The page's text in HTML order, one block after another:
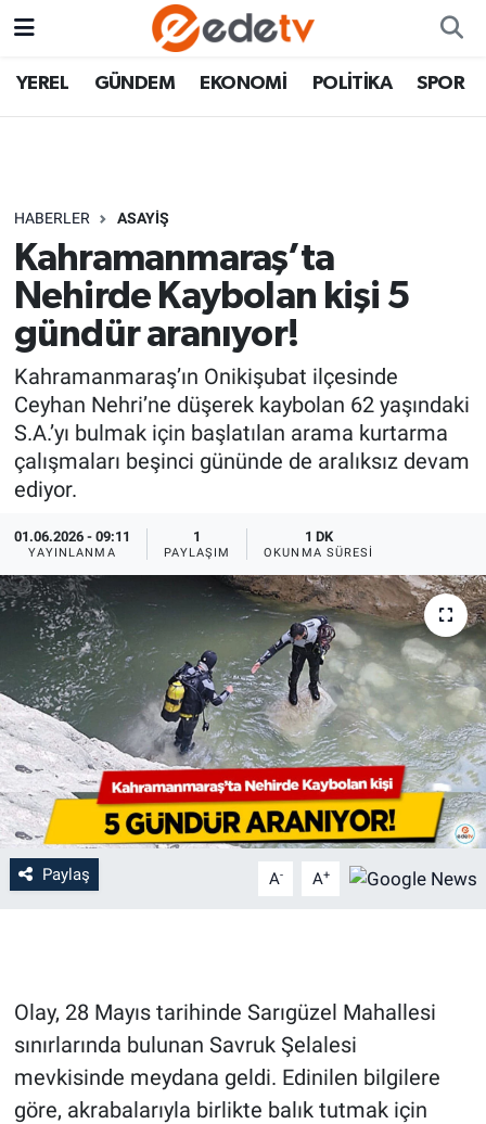
YEREL GÜNDEM EKONOMİ POLİTİKA SPOR
HABERLER ASAYİŞ
Kahramanmaraş’ta
Nehirde Kaybolan kişi 5
gündür aranıyor!
Kahramanmaraş’ın Onikişubat ilçesinde
Ceyhan Nehri’ne düşerek kaybolan 62 yaşındaki
S.A.’yı bulmak için başlatılan arama kurtarma
çalışmaları beşinci gününde de aralıksız devam
ediyor.
01.06.2026 - 09:11
YAYINLANMA
1
PAYLAŞIM
1 DK
OKUNMA SÜRESI
Paylaş A- A+
Olay, 28 Mayıs tarihinde Sarıgüzel Mahallesi
sınırlarında bulunan Savruk Şelalesi
mevkisinde meydana geldi. Edinilen bilgilere
göre, akrabalarıyla birlikte balık tutmak için